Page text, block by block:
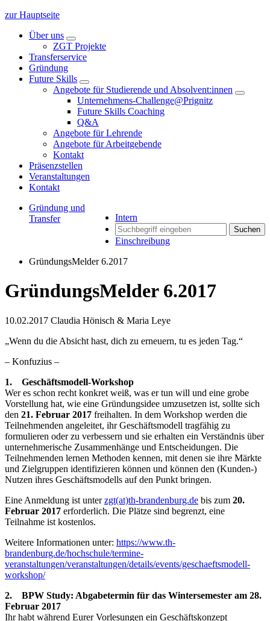
zur Hauptseite
Über uns
ZGT Projekte
Transferservice
Gründung
Future Skills
Angebote für Studierende und Absolvent:innen
Unternehmens-Challenge@Prignitz
Future Skills Coaching
Q&A
Angebote für Lehrende
Angebote für Arbeitgebende
Kontakt
Präsenzstellen
Veranstaltungen
Kontakt
Intern
Suchen
Einschreibung
Gründung und
Transfer
GründungsMelder 6.2017
GründungsMelder 6.2017
10.02.2017 Claudia Hönisch & Maria Leye
„Wenn du die Absicht hast, dich zu erneuern, tu es jeden Tag.“
– Konfuzius –
1. Geschäftsmodell-Workshop
Wer es schon recht konkret weiß, was er tun will und eine grobe
Vorstellung hat, wie eine Gründungsidee umzusetzen ist, sollte sich
den 21. Februar 2017 freihalten. In dem Workshop werden die
Teilnehmenden angeleitet, ihr Geschäftsmodell tragfähig zu
formulieren oder zu verbessern und sie erhalten ein Verständnis über
unternehmerische Zusammenhänge und Entscheidungen. Die
Teilnehmenden lernen Methoden kennen, mit denen sie ihre Märkte
und Zielgruppen identifizieren können und können den (Kunden-)
Nutzen ihres Geschäftsmodells auf den Punkt bringen.
Eine Anmeldung ist unterzgt(at)th-brandenburg.de bis zum 20.
Februar 2017 erforderlich. Die Plätze sind begrenzt, eine
Teilnahme ist kostenlos.
Weitere Informationen unter: https://www.th-
brandenburg.de/hochschule/termine-
veranstaltungen/veranstaltungen/details/events/geschaeftsmodell-
workshop/
2. BPW Study: Abgabetermin für das Wintersemester am 28.
Februar 2017
Ihr habt während Eurer Vorlesungen ein Geschäftskonzept